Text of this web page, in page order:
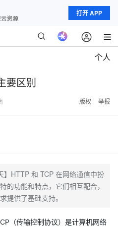
打开 APP
个人
要区别
版权 举报
】HTTP 和 TCP 在网络通信中扮
的功能和特点，它们相互配合，
提供了基础支持。
（传输控制协议）是计算机网络